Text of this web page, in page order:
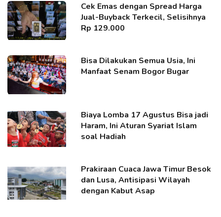
Cek Emas dengan Spread Harga
Jual-Buyback Terkecil, Selisihnya
Rp 129.000
Bisa Dilakukan Semua Usia, Ini
Manfaat Senam Bogor Bugar
Biaya Lomba 17 Agustus Bisa jadi
Haram, Ini Aturan Syariat Islam
soal Hadiah
Prakiraan Cuaca Jawa Timur Besok
dan Lusa, Antisipasi Wilayah
dengan Kabut Asap